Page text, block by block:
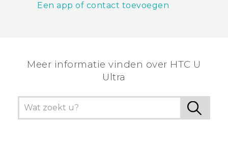
Een app of contact toevoegen
Meer informatie vinden over HTC U
Ultra